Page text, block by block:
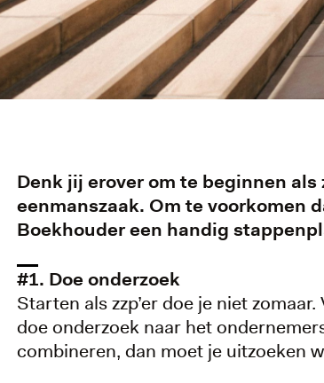
Denk jij erover om te beginnen
eenmanszaak. Om te voorkomen
Boekhouder een handig
#1. Doe onderzoek
Starten als zzp’er doe je niet
doe onderzoek naar het
combineren, dan moet je uitzoeken